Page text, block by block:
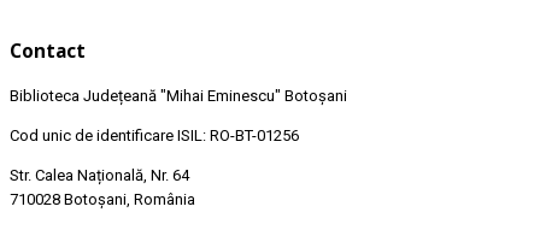
Contact
Biblioteca Județeană "Mihai Eminescu" Botoșani
Cod unic de identificare ISIL: RO-BT-01256
Str. Calea Națională, Nr. 64
710028 Botoșani, România